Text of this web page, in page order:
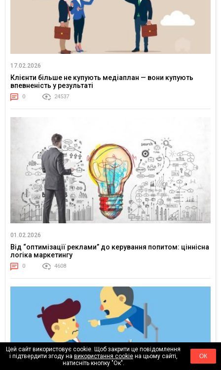
17.02.2026
Клієнти більше не купують медіаплан — вони купують
впевненість у результаті
0 24537
01.02.2026
Від “оптимізації реклами” до керування попитом: ціннісна
логіка маркетингу
0 4608
Цей сайт використовує cookie. Щоб закрити це повідомлення
і підтвердити згоду на використання cookieна цьому сайті,
натисніть кнопку "Ок".
ОК